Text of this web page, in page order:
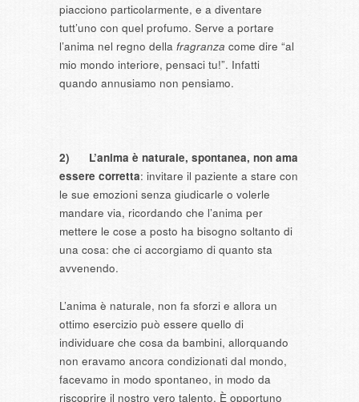
piacciono particolarmente, e a diventare
tutt’uno con quel profumo. Serve a portare
l’anima nel regno della fragranza come dire “al
mio mondo interiore, pensaci tu!”. Infatti
quando annusiamo non pensiamo.
2) L’anima è naturale, spontanea, non ama
essere corretta: invitare il paziente a stare con
le sue emozioni senza giudicarle o volerle
mandare via, ricordando che l’anima per
mettere le cose a posto ha bisogno soltanto di
una cosa: che ci accorgiamo di quanto sta
avvenendo.
L’anima è naturale, non fa sforzi e allora un
ottimo esercizio può essere quello di
individuare che cosa da bambini, allorquando
non eravamo ancora condizionati dal mondo,
facevamo in modo spontaneo, in modo da
riscoprire il nostro vero talento. È opportuno